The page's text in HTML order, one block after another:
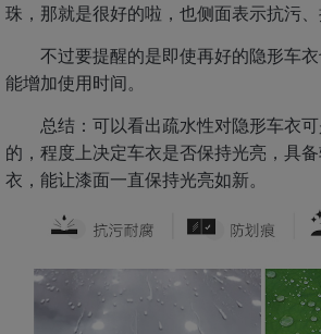
珠，那就是很好的啦，也侧面表示抗污、
不过要提醒的是即使再好的隐形车
能增加使用时间。
总结：可以看出疏水性对隐形车衣
的，程度上决定车衣是否保持光亮，具
衣，能让漆面一直保持光亮如新。